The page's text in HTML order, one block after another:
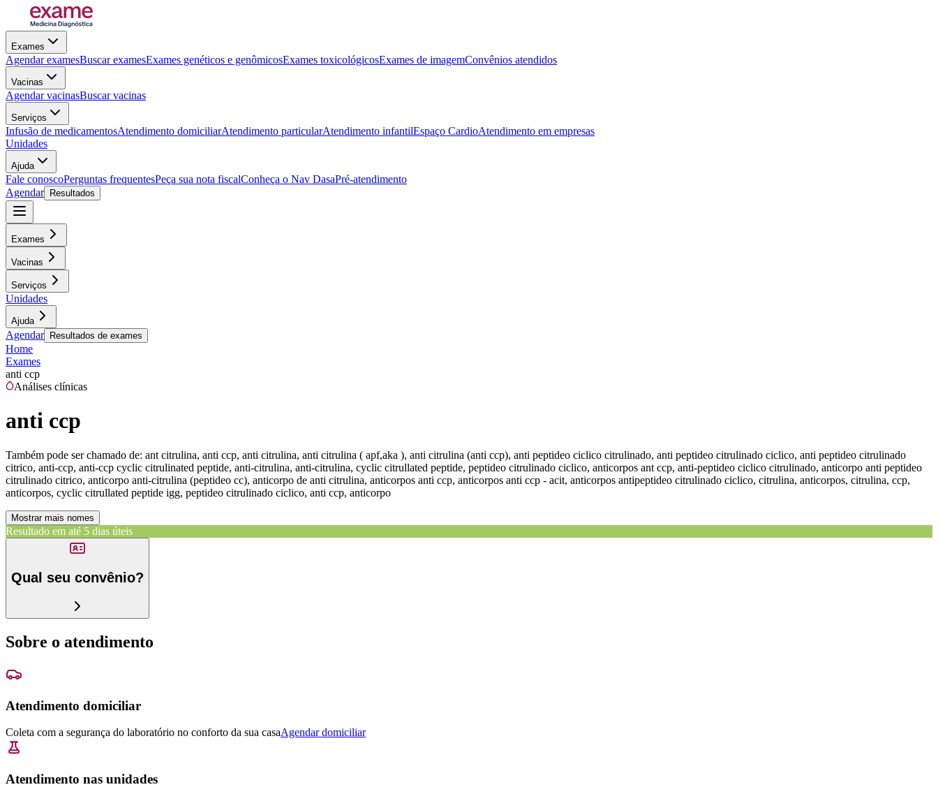
Exames
Agendar examesBuscar examesExames genéticos e genômicosExames toxicológicosExames de imagemConvênios atendidos
Vacinas
Agendar vacinasBuscar vacinas
Serviços
Infusão de medicamentosAtendimento domiciliarAtendimento particularAtendimento infantilEspaço CardioAtendimento em empresas
Unidades
Ajuda
Fale conoscoPerguntas frequentesPeça sua nota fiscalConheça o Nav DasaPré-atendimento
Agendar
Resultados
Exames
Vacinas
Serviços
Unidades
Ajuda
Agendar Resultados de exames
Home
Exames
anti ccp
Análises clínicas
anti ccp
Também pode ser chamado de: ant citrulina, anti ccp, anti citrulina, anti citrulina ( apf,aka ), anti citrulina (anti ccp), anti peptideo ciclico citrulinado, anti peptideo citrulinado ciclico, anti peptideo citrulinado
citrico, anti-ccp, anti-ccp cyclic citrulinated peptide, anti-citrulina, anti-citrulina, cyclic citrullated peptide, peptideo citrulinado ciclico, anticorpos ant ccp, anti-peptideo ciclico citrulinado, anticorpo anti peptideo
citrulinado citrico, anticorpo anti-citrulina (peptideo cc), anticorpo de anti citrulina, anticorpos anti ccp, anticorpos anti ccp - acit, anticorpos antipeptideo citrulinado ciclico, citrulina, anticorpos, citrulina, ccp,
anticorpos, cyclic citrullated peptide igg, peptideo citrulinado ciclico, anti ccp, anticorpo
Mostrar mais nomes
Resultado em até 5 dias úteis
Qual seu convênio?
Sobre o atendimento
Atendimento domiciliar
Coleta com a segurança do laboratório no conforto da sua casaAgendar domiciliar
Atendimento nas unidades